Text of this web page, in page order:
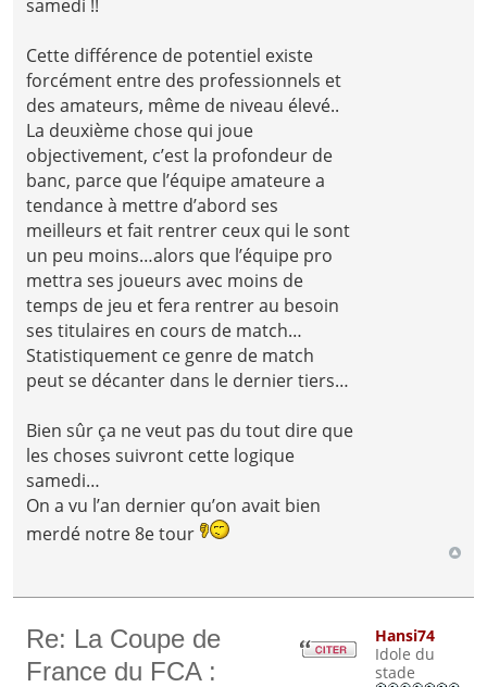
samedi !!
Cette différence de potentiel existe
forcément entre des professionnels et
des amateurs, même de niveau élevé..
La deuxième chose qui joue
objectivement, c’est la profondeur de
banc, parce que l’équipe amateure a
tendance à mettre d’abord ses
meilleurs et fait rentrer ceux qui le sont
un peu moins…alors que l’équipe pro
mettra ses joueurs avec moins de
temps de jeu et fera rentrer au besoin
ses titulaires en cours de match…
Statistiquement ce genre de match
peut se décanter dans le dernier tiers…
Bien sûr ça ne veut pas du tout dire que
les choses suivront cette logique
samedi…
On a vu l’an dernier qu’on avait bien
merdé notre 8e tour
Re: La Coupe de
France du FCA :
Hansi74
Idole du
stade